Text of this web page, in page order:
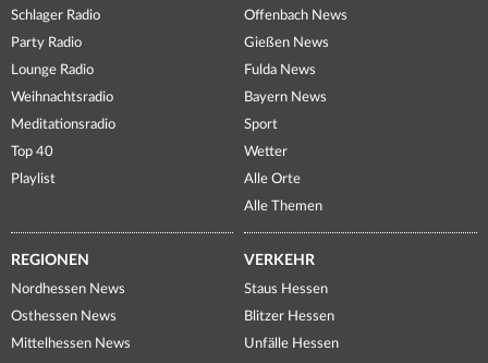
Schlager Radio
Party Radio
Lounge Radio
Weihnachtsradio
Meditationsradio
Top 40
Playlist
Offenbach News
Gießen News
Fulda News
Bayern News
Sport
Wetter
Alle Orte
Alle Themen
REGIONEN
Nordhessen News
Osthessen News
Mittelhessen News
VERKEHR
Staus Hessen
Blitzer Hessen
Unfälle Hessen